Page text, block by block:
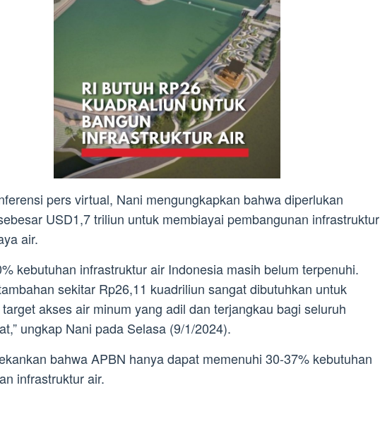
pers virtual, Nani mengungkapkan bahwa diperlukan
USD1,7 triliun untuk membiayai pembangunan infrastruktur
air.
kebutuhan infrastruktur air Indonesia masih belum terpenuhi.
sekitar Rp26,11 kuadriliun sangat dibutuhkan untuk
akses air minum yang adil dan terjangkau bagi seluruh
ungkap Nani pada Selasa (9/1/2024).
bahwa APBN hanya dapat memenuhi 30-37% kebutuhan
infrastruktur air.